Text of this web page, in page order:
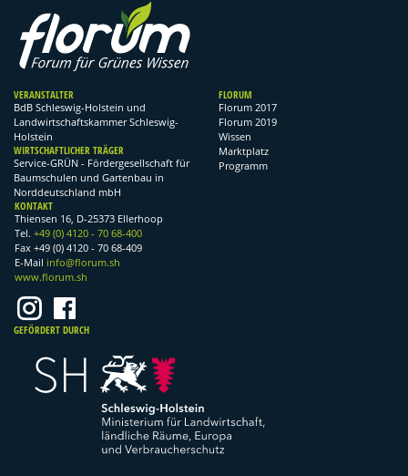
VERANSTALTER
BdB Schleswig-Holstein und
Landwirtschaftskammer Schleswig-
Holstein
WIRTSCHAFTLICHER TRÄGER
Service-GRÜN - Fördergesellschaft für
Baumschulen und Gartenbau in
Norddeutschland mbH
FLORUM
Florum 2017
Florum 2019
Wissen
Marktplatz
Programm
KONTAKT
Thiensen 16, D-25373 Ellerhoop
Tel. +49 (0) 4120 - 70 68-400
Fax +49 (0) 4120 - 70 68-409
E-Mail info@florum.sh
www.florum.sh
GEFÖRDERT DURCH